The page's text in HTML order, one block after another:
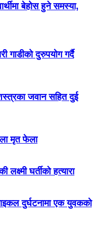
बेहोस हुने समस्या,
गाडीको दुरुपयोग गर्दै
जवान सहित दुई
मृत फेला
घर्तीको हत्यारा
दुर्घटनामा एक युवकको